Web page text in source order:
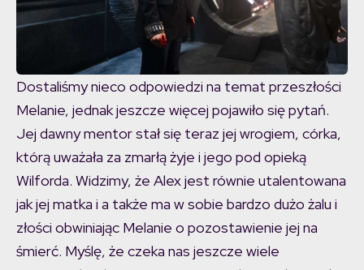
Dostaliśmy nieco odpowiedzi na temat przeszłości
Melanie, jednak jeszcze więcej pojawiło się pytań.
Jej dawny mentor stał się teraz jej wrogiem, córka,
którą uważała za zmarłą żyje i jego pod opieką
Wilforda. Widzimy, że Alex jest równie utalentowana
jak jej matka i a także ma w sobie bardzo dużo żalu i
złości obwiniając Melanie o pozostawienie jej na
śmierć. Myślę, że czeka nas jeszcze wiele